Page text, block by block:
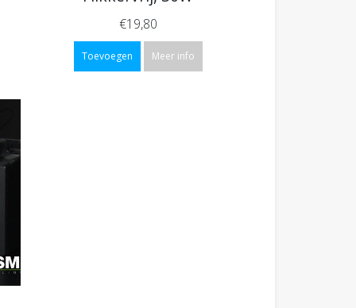
€19,80
Toevoegen Meer info